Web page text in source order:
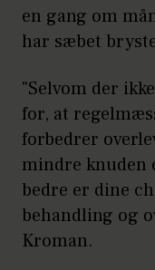
en gang om
har sæbet
"Selvom der
for, at
forbedrer
mindre knuden
bedre er dine
behandling og
Kroman.